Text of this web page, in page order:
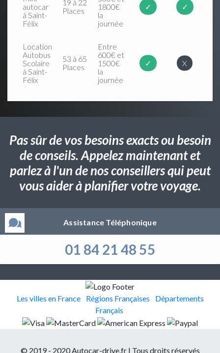
autocar
à Saint-
Félix
19 à 22
Places
1800€
la
journée
✓ ✓
Location
Autobus
Scolaire
à Saint-
Félix
53 à 65
Places
Entre
600€ et
1500€
la
journée
✓ X
Pas sûr de vos besoins exacts ou besoin
de conseils. Appelez maintenant et
parlez à l'un de nos conseillers qui peut
vous aider à planifier votre voyage.
Assistance Téléphonique
01 84 21 48 55
Les villes en France Régions Françaises
Départements
Français
© 2019 - 2020 Autocar-drive.fr | Tous droits réservés